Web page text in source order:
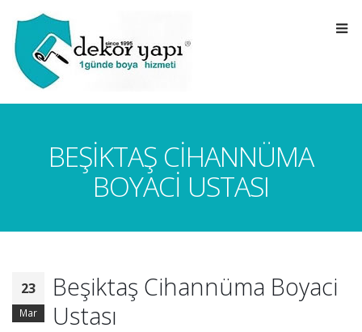
BEŞIKTAŞ CIHANNÜMA
BOYACI USTASI
23
Mar
Beşiktaş Cihannüma Boyaci
Ustası